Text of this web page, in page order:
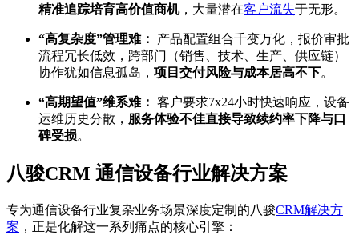
精准追踪培育高价值商机，大量潜在客户流失于无形。
“高复杂度”管理难：
产品配置组合千变万化，报价审批
流程冗长低效，跨部门（销售、技术、生产、供应链）
协作犹如信息孤岛， 项目交付风险与成本居高不下。
“高期望值”维系难： 客户要求7x24小时快速响应，设备
运维历史分散， 服务体验不佳直接导致续约率下降与口
碑受损。
八骏CRM 通信设备行业解决方案
专为通信设备行业复杂业务场景深度定制的八骏CRM解决方
案 ，正是化解这一系列痛点的核心引擎：